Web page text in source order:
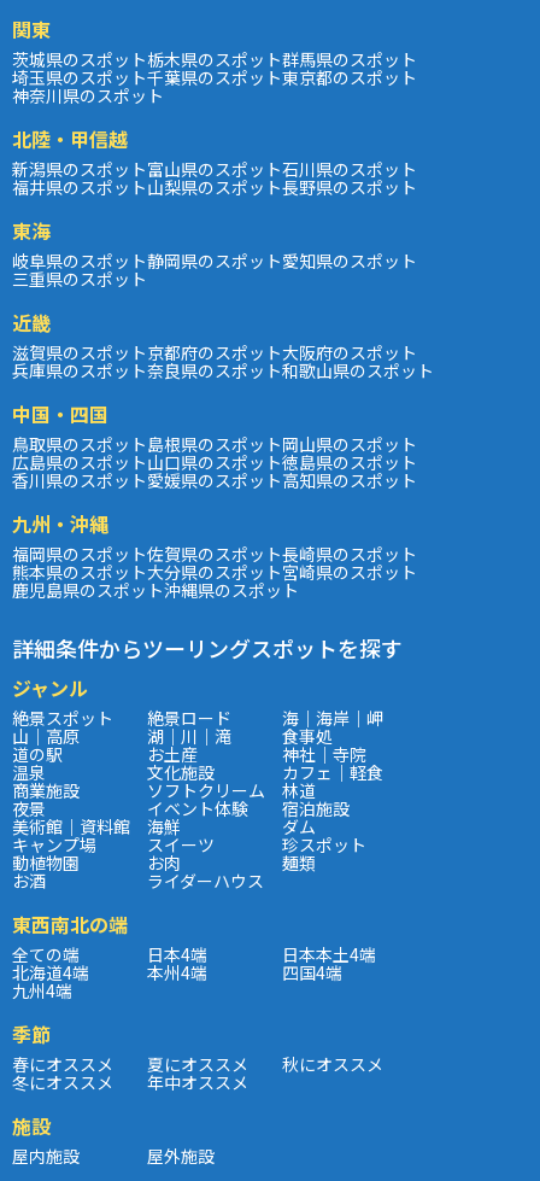
関東
茨城県のスポット栃木県のスポット群馬県のスポット
埼玉県のスポット千葉県のスポット東京都のスポット
神奈川県のスポット
北陸・甲信越
新潟県のスポット富山県のスポット石川県のスポット
福井県のスポット山梨県のスポット長野県のスポット
東海
岐阜県のスポット静岡県のスポット愛知県のスポット
三重県のスポット
近畿
滋賀県のスポット京都府のスポット大阪府のスポット
兵庫県のスポット奈良県のスポット和歌山県のスポット
中国・四国
鳥取県のスポット島根県のスポット岡山県のスポット
広島県のスポット山口県のスポット徳島県のスポット
香川県のスポット愛媛県のスポット高知県のスポット
九州・沖縄
福岡県のスポット佐賀県のスポット長崎県のスポット
熊本県のスポット大分県のスポット宮崎県のスポット
鹿児島県のスポット沖縄県のスポット
詳細条件からツーリングスポットを探す
ジャンル
絶景スポット 絶景ロード 海｜海岸｜岬
山｜高原 湖｜川｜滝 食事処
道の駅 お土産 神社｜寺院
温泉 文化施設 カフェ｜軽食
商業施設 ソフトクリーム 林道
夜景 イベント体験 宿泊施設
美術館｜資料館 海鮮 ダム
キャンプ場 スイーツ 珍スポット
動植物園 お肉 麺類
お酒 ライダーハウス
東西南北の端
全ての端 日本4端 日本本土4端
北海道4端 本州4端 四国4端
九州4端
季節
春にオススメ 夏にオススメ 秋にオススメ
冬にオススメ 年中オススメ
施設
屋内施設 屋外施設